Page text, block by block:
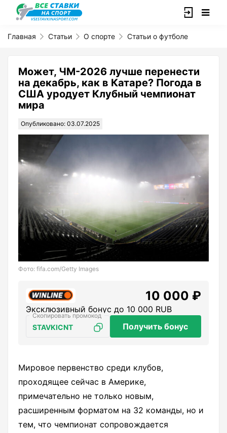
Главная Статьи О спорте Статьи о футболе
Может, ЧМ-2026 лучше перенести
на декабрь, как в Катаре? Погода в
США уродует Клубный чемпионат
мира
Опубликовано: 03.07.2025
Фото: fifa.com/Getty Images
10 000 ₽
Эксклюзивный бонус до 10 000 RUB
STAVKICNT Получить бонус
Мировое первенство среди клубов,
проходящее сейчас в Америке,
примечательно не только новым,
расширенным форматом на 32 команды, но и
тем, что чемпионат сопровождается